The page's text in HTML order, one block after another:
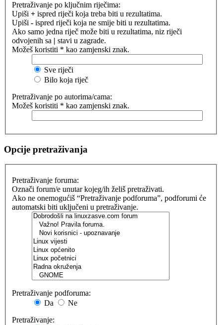
Pretraživanje po ključnim riječima:
Upiši + ispred riječi koja treba biti u rezultatima.
Upiši - ispred riječi koja ne smije biti u rezultatima.
Ako samo jedna riječ može biti u rezultatima, niz riječi
odvojenih sa | stavi u zagrade.
Možeš koristiti * kao zamjenski znak.
Sve riječi
Bilo koja riječ
Pretraživanje po autorima/cama:
Možeš koristiti * kao zamjenski znak.
Opcije pretraživanja
Pretraživanje foruma:
Označi forum/e unutar kojeg/ih želiš pretraživati.
Ako ne onemogućiš “Pretraživanje podforuma”, podforumi će
automatski biti uključeni u pretraživanje.
Pretraživanje podforuma:
Da
Ne
Pretraživanje: